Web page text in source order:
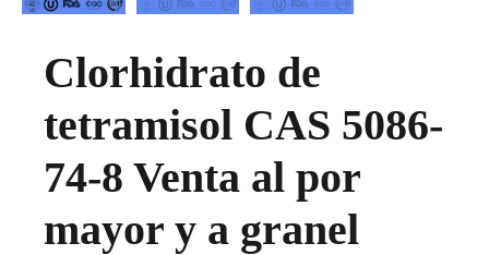
Clorhidrato de
tetramisol CAS 5086-
74-8 Venta al por
mayor y a granel